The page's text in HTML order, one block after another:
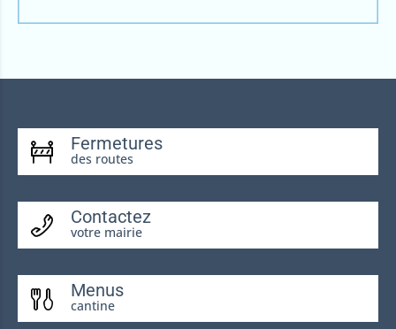
Fermetures
des routes
Contactez
votre mairie
Menus
cantine